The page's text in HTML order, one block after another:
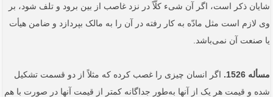
شایان ذکر است، اگر آن شیء کلّاً در نزد غاصب از بین برود و تلف شود، بر
وی لازم است مثل مادّه به کار رفته در آن را به مالک بپردازد و ضامن هیأت
یا صنعت آن نمی‌باشد.
مسأله 1526.
اگر انسان چیزی را غصب کرده که مثلاً از دو قسمت تشکیل
شده و قیمت هر یک از آنها به‌طور جداگانه کمتر از قیمت آنها در صورت با هم